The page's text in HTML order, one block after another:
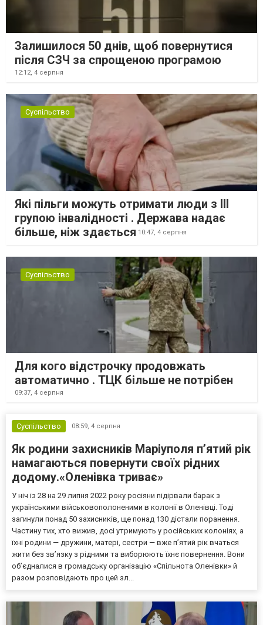
Залишилося 50 днів, щоб повернутися
після СЗЧ за спрощеною програмою
12:12, 4 серпня
Суспільство
Які пільги можуть отримати люди з III
групою інвалідності . Держава надає
більше, ніж здається 10:47, 4 серпня
Суспільство
Для кого відстрочку продовжать
автоматично . ТЦК більше не потрібен
09:37, 4 серпня
Суспільство 08:59, 4 серпня
Як родини захисників Маріуполя пʼятий рік
намагаються повернути своїх рідних
додому.«Оленівка триває»
У ніч із 28 на 29 липня 2022 року росіяни підірвали барак з
українськими військовополоненими в колонії в Оленівці. Тоді
загинули понад 50 захисників, ще понад 130 дістали поранення.
Частину тих, хто вижив, досі утримують у російських колоніях, а
їхні родини — дружини, матері, сестри — вже п’ятий рік вчаться
жити без зв’язку з рідними та виборюють їхнє повернення. Вони
об’єдналися в громадську організацію «Спільнота Оленівки» й
разом розповідають про цей зл...